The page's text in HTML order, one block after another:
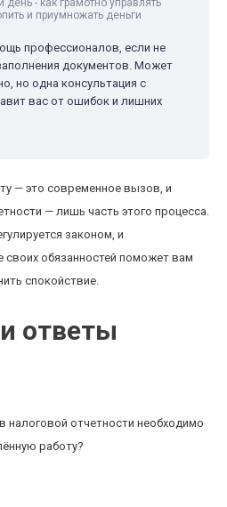
- как грамотно управлять
и приумножать деньги
профессионалов, если не
документов. Может
но одна консультация с
вас от ошибок и лишних
— это современное вызов, и
— лишь часть этого процесса.
законом, и
обязанностей поможет вам
спокойствие.
ответы
налоговой отчетности необходимо
работу?